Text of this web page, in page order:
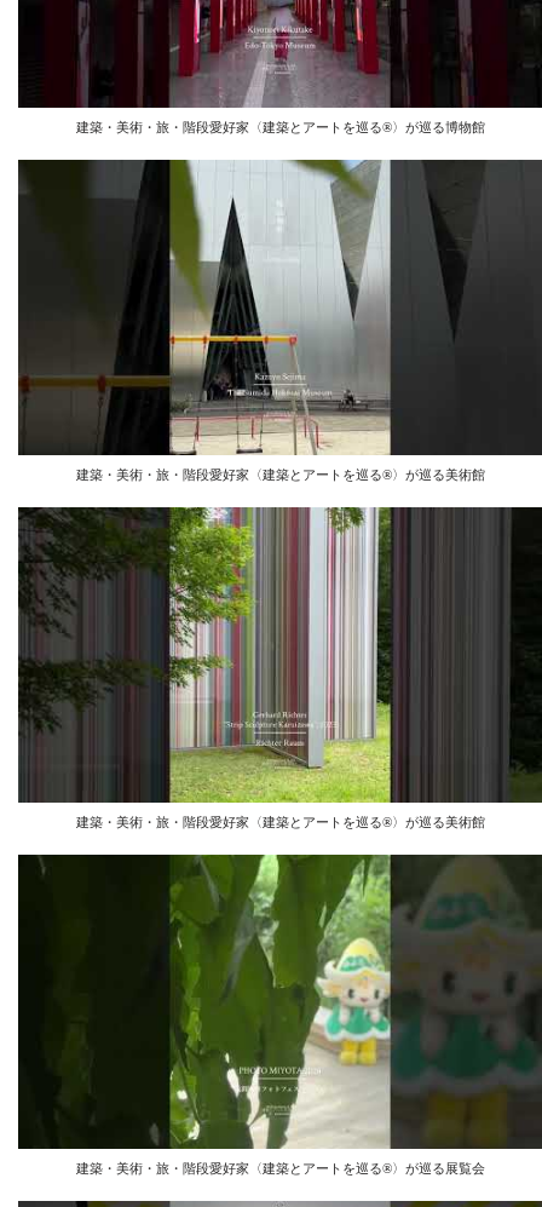
建築・美術・旅・階段愛好家〈建築とアートを巡る®︎〉が巡る博物館
建築・美術・旅・階段愛好家〈建築とアートを巡る®︎〉が巡る美術館
建築・美術・旅・階段愛好家〈建築とアートを巡る®︎〉が巡る美術館
建築・美術・旅・階段愛好家〈建築とアートを巡る®︎〉が巡る展覧会